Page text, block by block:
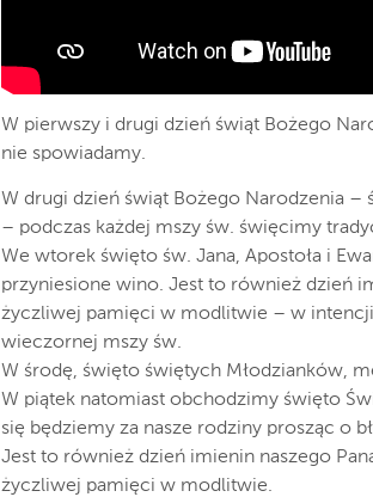
W pierwszy i drugi dzień świąt Bożego
nie spowiadamy.
W drugi dzień świąt Bożego Narodzenia –
– podczas każdej mszy św. święcimy
We wtorek święto św. Jana, Apostoła i
przyniesione wino. Jest to również dzień
życzliwej pamięci w modlitwie – w
wieczornej mszy św.
W środę, święto świętych Młodzianków,
W piątek natomiast obchodzimy święto
się będziemy za nasze rodziny prosząc o
Jest to również dzień imienin naszego
życzliwej pamięci w modlitwie.